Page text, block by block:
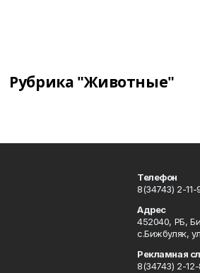
Рубрика "Животные"
Телефон
8(34743) 2-11-
Адрес
452040, РБ,
с.Бижбуляк,
Рекламная
8(34743) 2-